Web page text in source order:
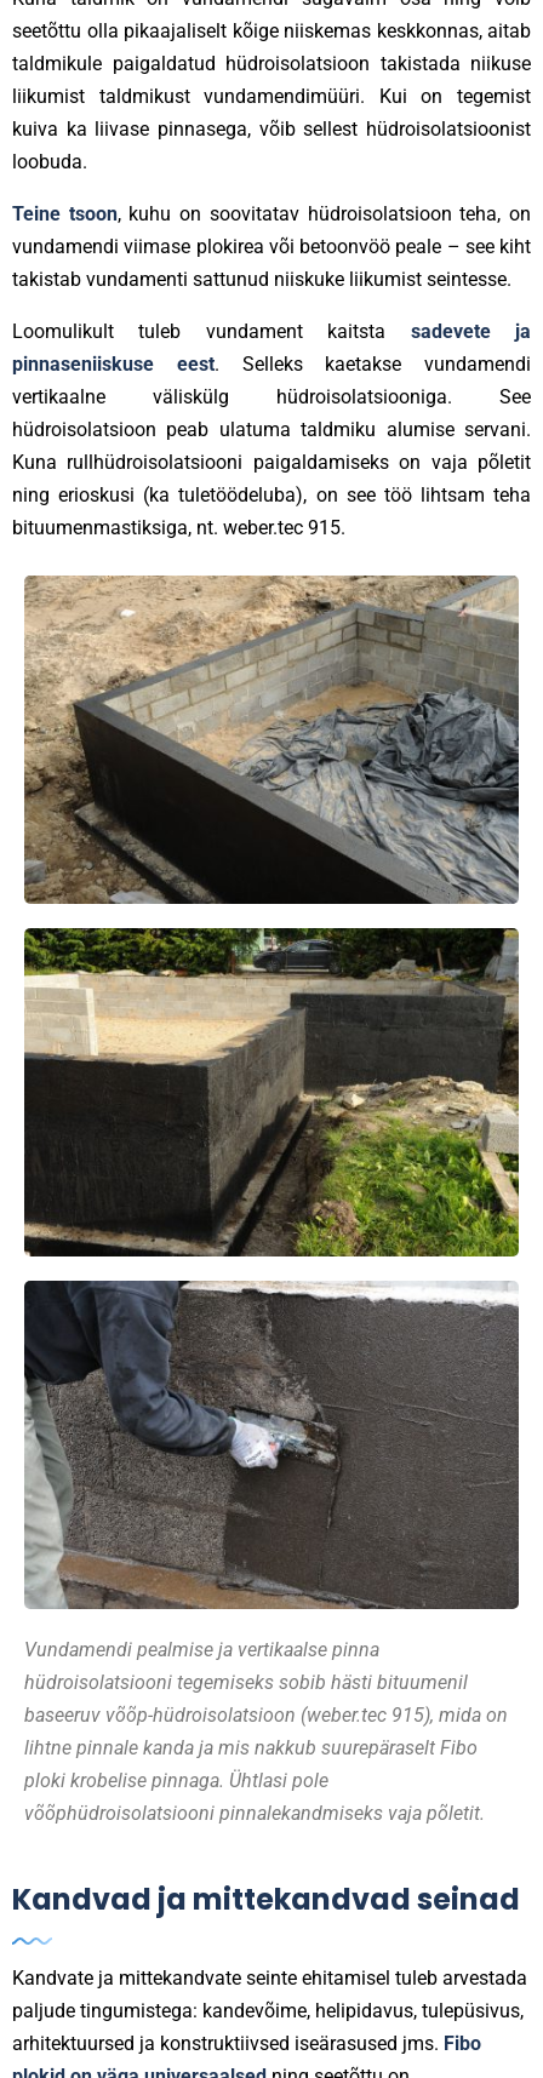
seetõttu olla pikaajaliselt kõige niiskemas keskkonnas, aitab
taldmikule paigaldatud hüdroisolatsioon takistada niikuse
liikumist taldmikust vundamendimüüri. Kui on tegemist
kuiva ka liivase pinnasega, võib sellest hüdroisolatsioonist
loobuda.
Teine tsoon, kuhu on soovitatav hüdroisolatsioon teha, on
vundamendi viimase plokirea või betoonvöö peale – see kiht
takistab vundamenti sattunud niiskuke liikumist seintesse.
Loomulikult tuleb vundament kaitsta sadevete ja
pinnaseniiskuse eest. Selleks kaetakse vundamendi
vertikaalne väliskülg hüdroisolatsiooniga. See
hüdroisolatsioon peab ulatuma taldmiku alumise servani.
Kuna rullhüdroisolatsiooni paigaldamiseks on vaja põletit
ning erioskusi (ka tuletöödeluba), on see töö lihtsam teha
bituumenmastiksiga, nt. weber.tec 915.
Vundamendi pealmise ja vertikaalse pinna
hüdroisolatsiooni tegemiseks sobib hästi bituumenil
baseeruv võõp-hüdroisolatsioon (weber.tec 915), mida on
lihtne pinnale kanda ja mis nakkub suurepäraselt Fibo
ploki krobelise pinnaga. Ühtlasi pole
võõphüdroisolatsiooni pinnalekandmiseks vaja põletit.
Kandvad ja mittekandvad seinad
Kandvate ja mittekandvate seinte ehitamisel tuleb arvestada
paljude tingumistega: kandevõime, helipidavus, tulepüsivus,
arhitektuursed ja konstruktiivsed iseärasused jms. Fibo